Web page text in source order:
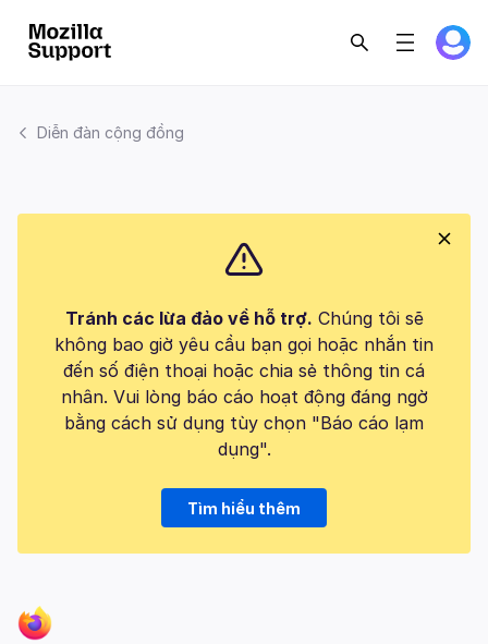
Diễn đàn cộng đồng
Tránh các lừa đảo về hỗ trợ. Chúng tôi sẽ
không bao giờ yêu cầu bạn gọi hoặc nhắn tin
đến số điện thoại hoặc chia sẻ thông tin cá
nhân. Vui lòng báo cáo hoạt động đáng ngờ
bằng cách sử dụng tùy chọn "Báo cáo lạm
dụng".
Tìm hiểu thêm